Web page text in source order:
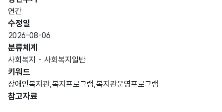
연간
수정일
2026-08-06
분류체계
사회복지 - 사회복지일반
키워드
장애인복지관,복지프로그램,복지관운영프로그램
참고자료